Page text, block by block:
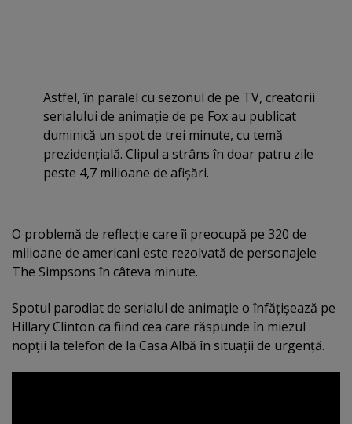
Astfel, în paralel cu sezonul de pe TV, creatorii
serialului de animaţie de pe Fox au publicat
duminică un spot de trei minute, cu temă
prezidenţială. Clipul a strâns în doar patru zile
peste 4,7 milioane de afişări.
O problemă de reflecţie care îi preocupă pe 320 de
milioane de americani este rezolvată de personajele
The Simpsons în câteva minute.
Spotul parodiat de serialul de animaţie o înfăţişează pe
Hillary Clinton ca fiind cea care răspunde în miezul
nopţii la telefon de la Casa Albă în situaţii de urgenţă.